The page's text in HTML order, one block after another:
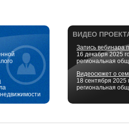
ВИДЕО
Запись вебинара
16 декабря 2025
региональная
Видеосюжет о
18 сентября 2025
региональная